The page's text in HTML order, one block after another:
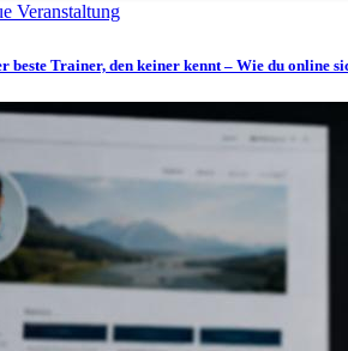
Veranstaltung
beste Trainer, den keiner kennt – Wie du